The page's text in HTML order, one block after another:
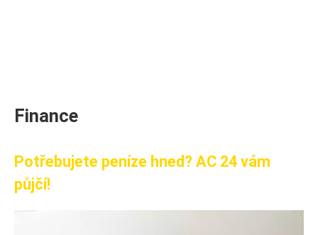
Finance
Potřebujete peníze hned? AC 24 vám
půjčí!